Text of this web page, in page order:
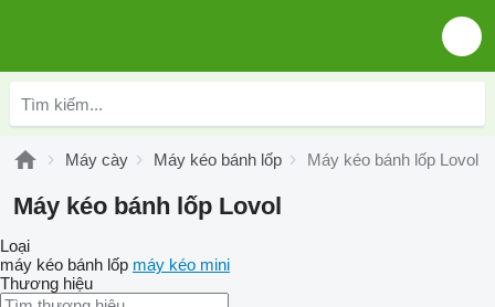
Máy cày Máy kéo bánh lốp Máy kéo bánh lốp Lovol
Máy kéo bánh lốp Lovol
Loại
máy kéo bánh lốp máy kéo mini
Thương hiệu